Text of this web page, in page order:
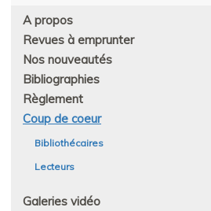
A propos
Revues à emprunter
Nos nouveautés
Bibliographies
Règlement
Coup de coeur
Bibliothécaires
Lecteurs
Galeries vidéo